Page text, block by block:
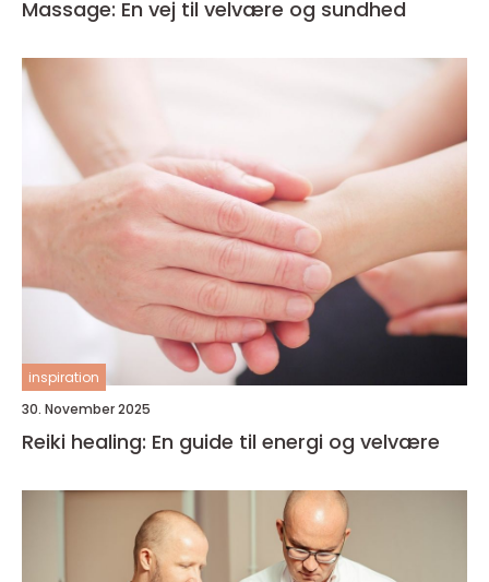
Massage: En vej til velvære og sundhed
inspiration
30. November 2025
Reiki healing: En guide til energi og velvære